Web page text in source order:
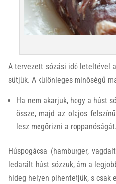
A tervezett sózási idő leteltével
sütjük. A különleges minőségű
Ha nem akarjuk, hogy a húst
össze, majd az olajos
lesz megőrizni a roppanóságát.
Húspogácsa (hamburger,
ledarált húst sózzuk, ám a
hideg helyen pihentetjük, s csak